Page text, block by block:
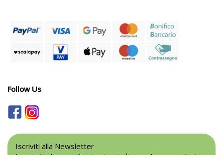
Follow Us
Iscriviti alla Newsletter